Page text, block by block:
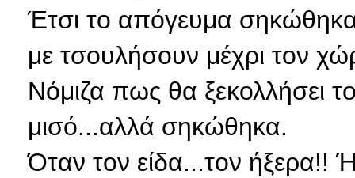
Έτσι το απόγευμα σηκώθηκα
με τσουλήσουν μέχρι τον
Νόμιζα πως θα ξεκολλήσει
μισό...αλλά σηκώθηκα.
Όταν τον είδα...τον ήξερα!!